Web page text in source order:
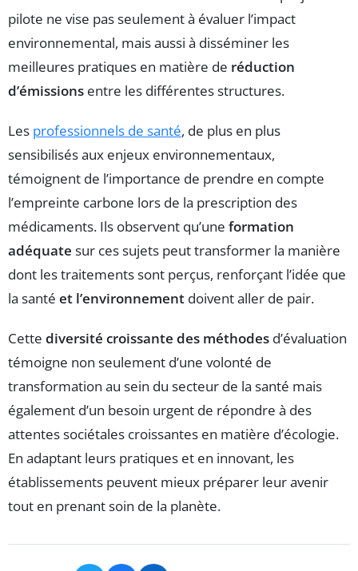
pilote ne vise pas seulement à évaluer l’impact
environnemental, mais aussi à disséminer les
meilleures pratiques en matière de réduction
d’émissions entre les différentes structures.
Les professionnels de santé, de plus en plus
sensibilisés aux enjeux environnementaux,
témoignent de l’importance de prendre en compte
l’empreinte carbone lors de la prescription des
médicaments. Ils observent qu’une formation
adéquate sur ces sujets peut transformer la manière
dont les traitements sont perçus, renforçant l’idée que
la santé et l’environnement doivent aller de pair.
Cette diversité croissante des méthodes d’évaluation
témoigne non seulement d’une volonté de
transformation au sein du secteur de la santé mais
également d’un besoin urgent de répondre à des
attentes sociétales croissantes en matière d’écologie.
En adaptant leurs pratiques et en innovant, les
établissements peuvent mieux préparer leur avenir
tout en prenant soin de la planète.